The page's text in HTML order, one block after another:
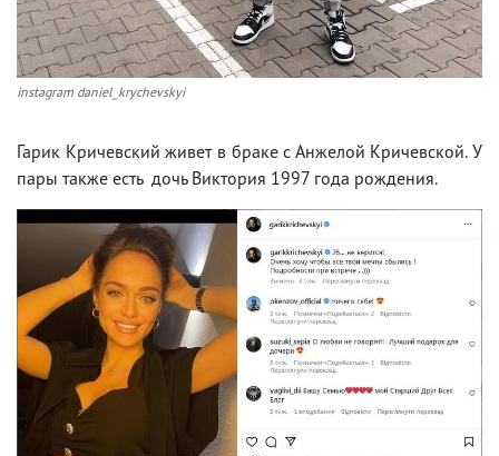
instagram daniel_krychevskyi
Гарик Кричевский живет в браке с Анжелой Кричевской. У
пары также есть дочь Виктория 1997 года рождения.